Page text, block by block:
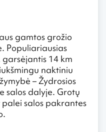
gamtos grožio
Populiariausias
14 km
naktiniu
– Žydrosios
salos dalyje. Grotų
salos pakrantes